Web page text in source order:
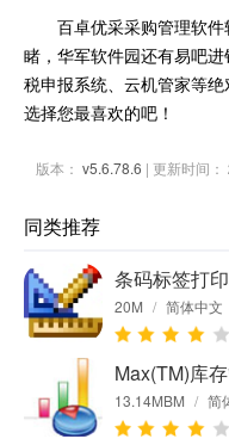
百卓优采采购管理软
睹，华军软件园还有易吧
税申报系统、云机管家等
选择您最喜欢的吧！
版本： v5.6.78.6 | 更新时间：
同类推荐
条码标签打
20M / 简体中文
13.14MBM / 简